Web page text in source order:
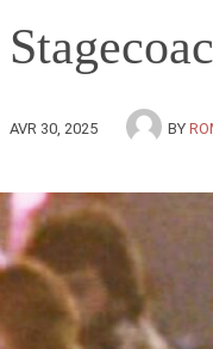
AVR 30, 2025 BY